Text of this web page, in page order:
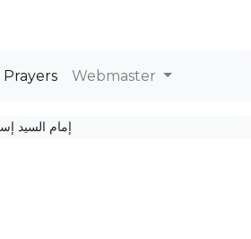
Prayers Webmaster
إمام السيد